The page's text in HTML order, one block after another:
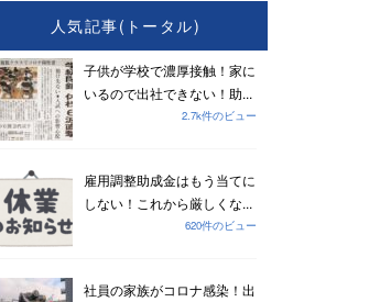
人気記事(トータル)
子供が学校で濃厚接触！家に
いるので出社できない！助...
2.7k件のビュー
雇用調整助成金はもう当てに
しない！これから厳しくな...
620件のビュー
社員の家族がコロナ感染！出